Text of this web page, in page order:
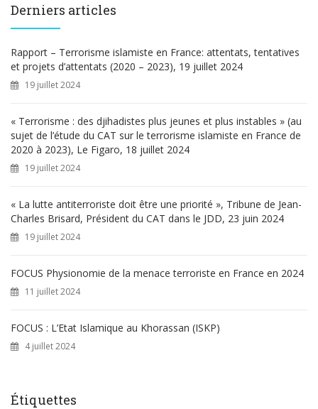
e
h
e
r
Derniers articles
Rapport – Terrorisme islamiste en France: attentats, tentatives
et projets d’attentats (2020 – 2023), 19 juillet 2024
19 juillet 2024
« Terrorisme : des djihadistes plus jeunes et plus instables » (au
sujet de l’étude du CAT sur le terrorisme islamiste en France de
2020 à 2023), Le Figaro, 18 juillet 2024
19 juillet 2024
« La lutte antiterroriste doit être une priorité », Tribune de Jean-
Charles Brisard, Président du CAT dans le JDD, 23 juin 2024
19 juillet 2024
FOCUS Physionomie de la menace terroriste en France en 2024
11 juillet 2024
FOCUS : L’Etat Islamique au Khorassan (ISKP)
4 juillet 2024
Étiquettes